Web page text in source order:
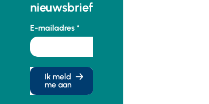
nieuwsbrief
E-mailadres
Ik meld
me aan